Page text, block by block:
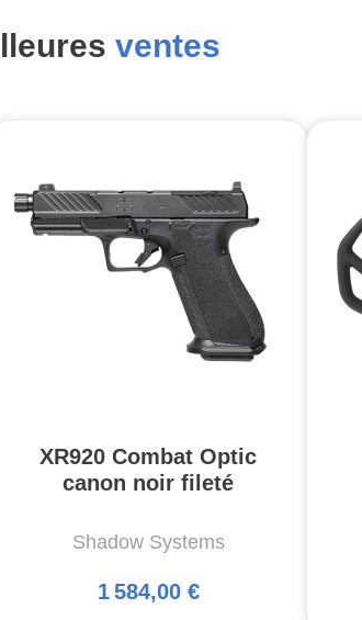
ventes
XR920 Combat Optic
canon noir fileté
Shadow Systems
1 584,00 €